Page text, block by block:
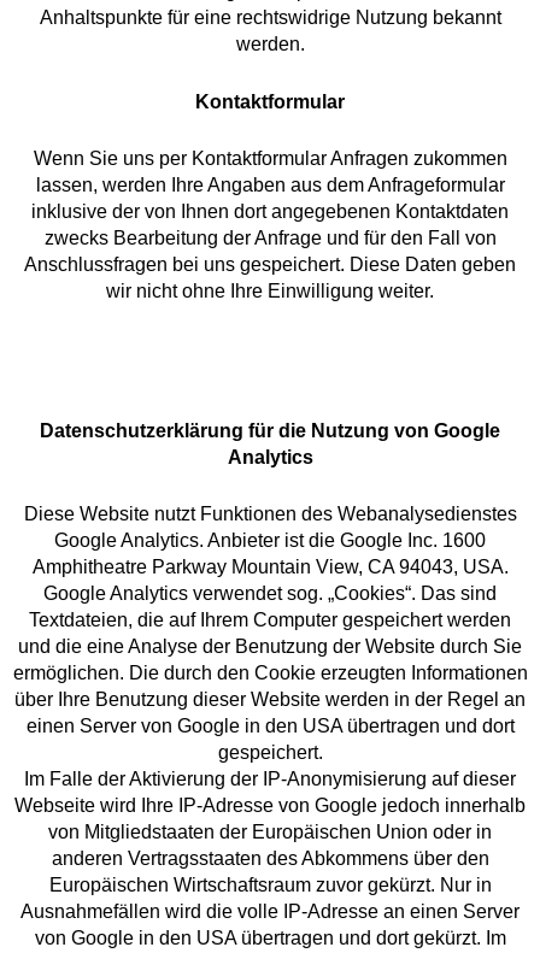
Anhaltspunkte für eine rechtswidrige Nutzung bekannt
werden.
Kontaktformular
Wenn Sie uns per Kontaktformular Anfragen zukommen
lassen, werden Ihre Angaben aus dem Anfrageformular
inklusive der von Ihnen dort angegebenen Kontaktdaten
zwecks Bearbeitung der Anfrage und für den Fall von
Anschlussfragen bei uns gespeichert. Diese Daten geben
wir nicht ohne Ihre Einwilligung weiter.
Datenschutzerklärung für die Nutzung von Google
Analytics
Diese Website nutzt Funktionen des Webanalysedienstes
Google Analytics. Anbieter ist die Google Inc. 1600
Amphitheatre Parkway Mountain View, CA 94043, USA.
Google Analytics verwendet sog. „Cookies“. Das sind
Textdateien, die auf Ihrem Computer gespeichert werden
und die eine Analyse der Benutzung der Website durch Sie
ermöglichen. Die durch den Cookie erzeugten Informationen
über Ihre Benutzung dieser Website werden in der Regel an
einen Server von Google in den USA übertragen und dort
gespeichert.
Im Falle der Aktivierung der IP-Anonymisierung auf dieser
Webseite wird Ihre IP-Adresse von Google jedoch innerhalb
von Mitgliedstaaten der Europäischen Union oder in
anderen Vertragsstaaten des Abkommens über den
Europäischen Wirtschaftsraum zuvor gekürzt. Nur in
Ausnahmefällen wird die volle IP-Adresse an einen Server
von Google in den USA übertragen und dort gekürzt. Im